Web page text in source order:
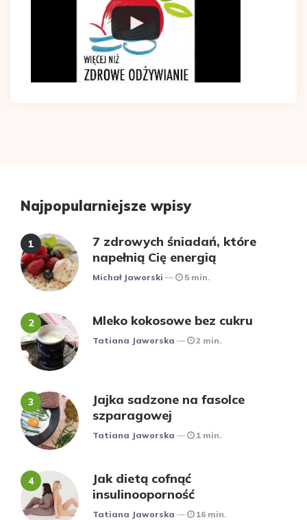
Najpopularniejsze wpisy
7 zdrowych śniadań, które
napełnią Cię energią
Posted
Michał Jaworski 5 min.
Mleko kokosowe bez cukru
Posted
Tatiana Jaworska 2 min.
Jajka sadzone na fasolce
szparagowej
Posted
Tatiana Jaworska 1 min.
Jak dietą cofnąć
insulinooporność
Posted
Tatiana Jaworska 16 min.